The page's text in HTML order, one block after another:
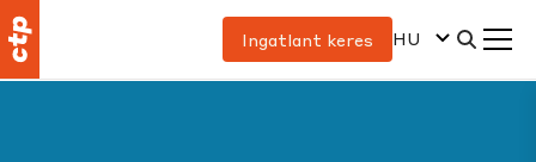
Ingatlant keres HU